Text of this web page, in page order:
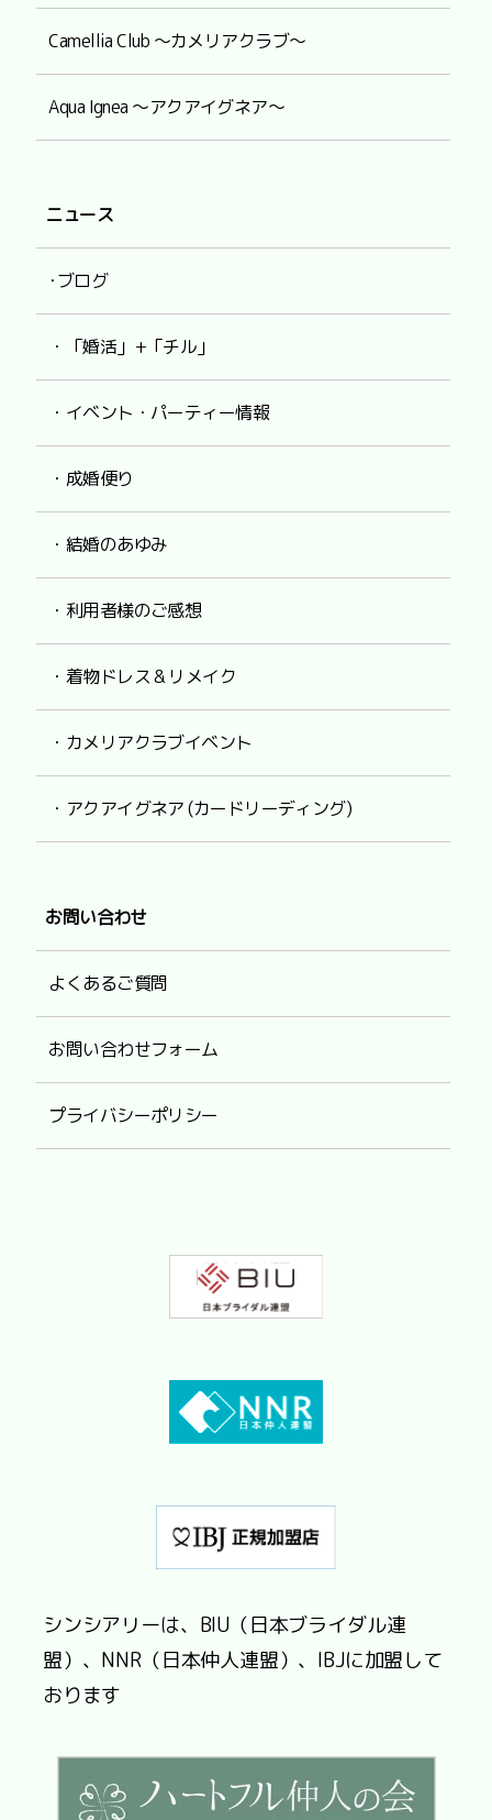
Camellia Club ～カメリアクラブ～
Aqua Ignea ～アクアイグネア～
ニュース
･ブログ
・「婚活」+「チル」
・イベント・パーティー情報
・成婚便り
・結婚のあゆみ
・利用者様のご感想
・着物ドレス & リメイク
・カメリアクラブイベント
・アクアイグネア (カードリーディング)
お問い合わせ
よくあるご質問
お問い合わせフォーム
プライバシーポリシー
シンシアリーは、BIU（日本ブライダル連
盟）、NNR（日本仲人連盟）、IBJに加盟して
おります